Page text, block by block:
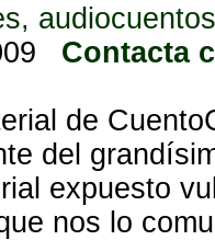
Contacta
de
del
expuesto
nos lo